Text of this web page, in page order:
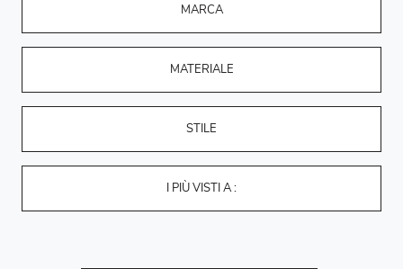
MARCA
MATERIALE
STILE
I PIÙ VISTI A :